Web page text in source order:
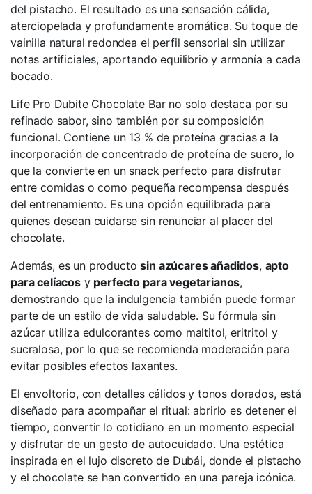
del pistacho. El resultado es una sensación cálida,
aterciopelada y profundamente aromática. Su toque de
vainilla natural redondea el perfil sensorial sin utilizar
notas artificiales, aportando equilibrio y armonía a cada
bocado.
Life Pro Dubite Chocolate Bar no solo destaca por su
refinado sabor, sino también por su composición
funcional. Contiene un 13 % de proteína gracias a la
incorporación de concentrado de proteína de suero, lo
que la convierte en un snack perfecto para disfrutar
entre comidas o como pequeña recompensa después
del entrenamiento. Es una opción equilibrada para
quienes desean cuidarse sin renunciar al placer del
chocolate.
Además, es un productosin azúcares añadidos, apto
para celíacosy perfecto para vegetarianos,
demostrando que la indulgencia también puede formar
parte de un estilo de vida saludable. Su fórmula sin
azúcar utiliza edulcorantes como maltitol, eritritol y
sucralosa, por lo que se recomienda moderación para
evitar posibles efectos laxantes.
El envoltorio, con detalles cálidos y tonos dorados, está
diseñado para acompañar el ritual: abrirlo es detener el
tiempo, convertir lo cotidiano en un momento especial
y disfrutar de un gesto de autocuidado. Una estética
inspirada en el lujo discreto de Dubái, donde el pistacho
y el chocolate se han convertido en una pareja icónica.